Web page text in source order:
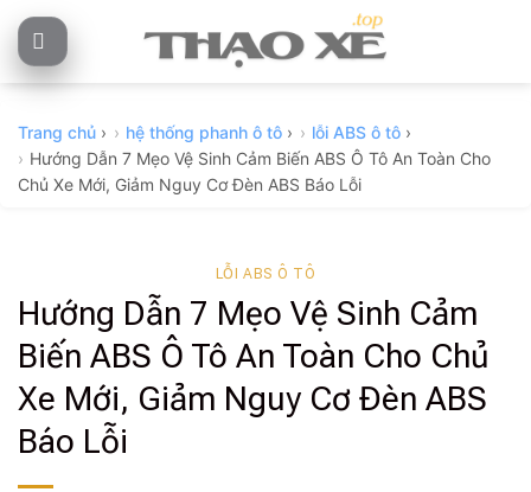
Skip
to
Trang chủ › hệ thống phanh ô tô › lỗi ABS ô tô ›
Hướng Dẫn 7 Mẹo Vệ Sinh Cảm Biến ABS Ô Tô An Toàn Cho
Chủ Xe Mới, Giảm Nguy Cơ Đèn ABS Báo Lỗi
LỖI ABS Ô TÔ
Hướng Dẫn 7 Mẹo Vệ Sinh Cảm
Biến ABS Ô Tô An Toàn Cho Chủ
Xe Mới, Giảm Nguy Cơ Đèn ABS
Báo Lỗi